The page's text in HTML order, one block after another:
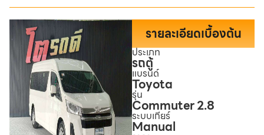
รายละเอียดเบื้องต้น
ประเภท
รถตู้
แบรนด์
Toyota
รุ่น
Commuter 2.8
ระบบเกียร์
Manual